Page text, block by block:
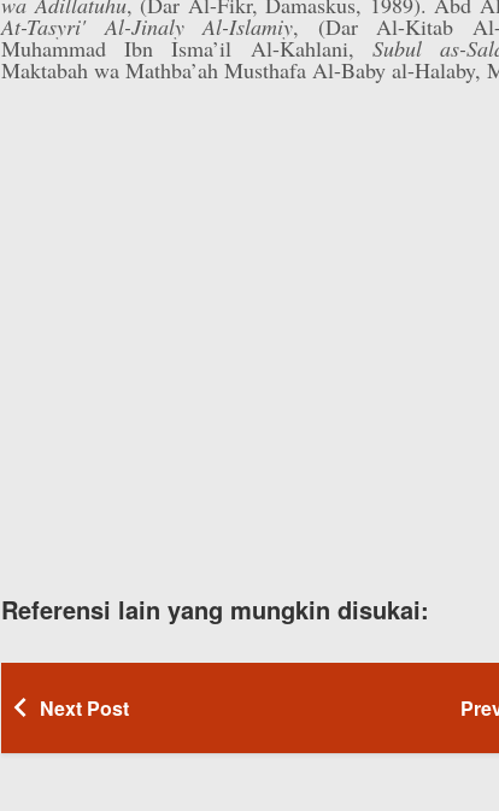
At-Tasyri' Al-Jinaly Al-Islamiy, (Dar Al-Kitab Al-
Muhammad Ibn Isma’il Al-Kahlani, Subul as-
Maktabah wa Mathba’ah Musthafa Al-Baby al-Halaby,
Referensi lain yang mungkin disukai:
Next Post